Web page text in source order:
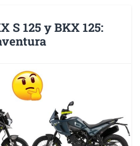
S 125 y BKX 125: